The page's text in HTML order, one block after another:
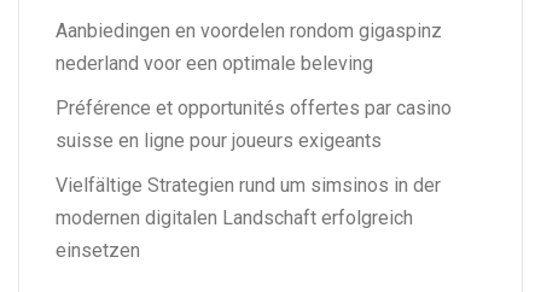
Aanbiedingen en voordelen rondom gigaspinz
nederland voor een optimale beleving
Préférence et opportunités offertes par casino
suisse en ligne pour joueurs exigeants
Vielfältige Strategien rund um simsinos in der
modernen digitalen Landschaft erfolgreich
einsetzen